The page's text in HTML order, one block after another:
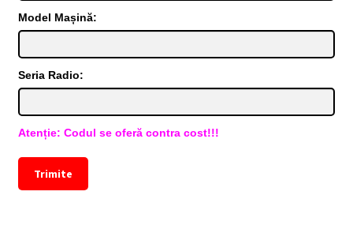
Model Mașină:
Seria Radio:
Atenție: Codul se oferă contra cost!!!
Trimite